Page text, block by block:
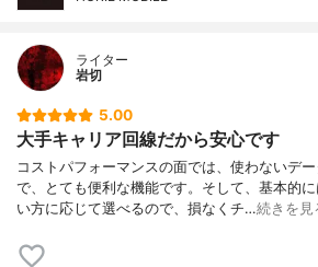
ライター
岩切
5.00
大手キャリア回線だから安心です
コストパフォーマンスの面では、使わないデ
で、とても便利な機能です。そして、基本的
い方に応じて選べるので、損なくチ…続きを見